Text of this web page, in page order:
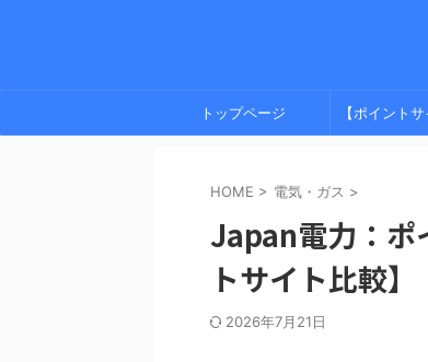
トップページ 【ポイント
HOME > 電気・ガス >
Japan電力：ポ
トサイト比較】
2026年7月21日